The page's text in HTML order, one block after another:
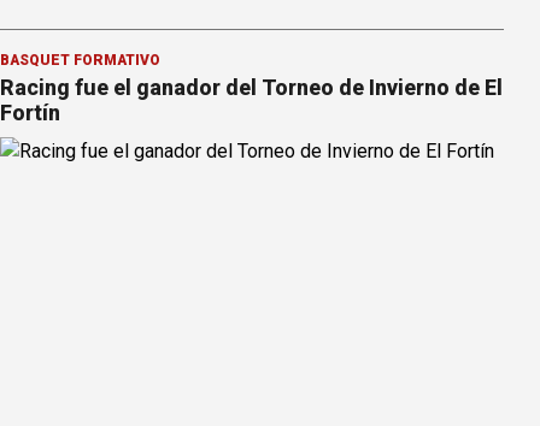
BÁSQUET FORMATIVO
Racing fue el ganador del Torneo de Invierno de El
Fortín